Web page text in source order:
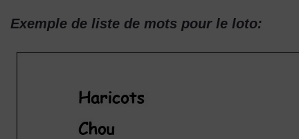
Exemple de liste de mots pour le loto: